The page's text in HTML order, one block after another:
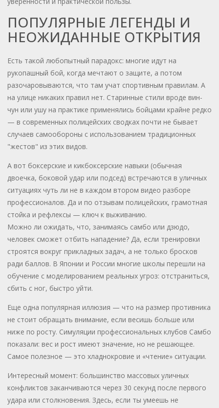
ПОПУЛЯРНЫЕ ЛЕГЕНДЫ И
НЕОЖИДАННЫЕ ОТКРЫТИЯ
Есть такой любопытный парадокс: многие идут на
рукопашный бой, когда мечтают о защите, а потом
разочаровываются, что там учат спортивным правилам. А
на улице никаких правил нет. Старинные стили вроде вин-
чун или ушу на практике применялись бойцами крайне редко
— в современных полицейских сводках почти не бывает
случаев самообороны с использованием традиционных
"жестов" из этих видов.
А вот боксерские и кикбоксерские навыки (обычная
двоечка, боковой удар или подсед) встречаются в уличных
ситуациях чуть ли не в каждом втором видео разборе
профессионалов. Да и по отзывам полицейских, грамотная
стойка и рефлексы — ключ к выживанию.
Можно ли ожидать, что, занимаясь самбо или дзюдо,
человек сможет отбить нападение? Да, если тренировки
строятся вокруг прикладных задач, а не только бросков
ради баллов. В Японии и России многие школы перешли на
обучение с моделированием реальных угроз: отстраниться,
сбить с ног, быстро уйти.
Еще одна популярная иллюзия — что на размер противника
не стоит обращать внимание, если весишь больше или
ниже по росту. Симуляции профессиональных клубов Самбо
показали: вес и рост имеют значение, но не решающее.
Самое полезное — это хладнокровие и «чтение» ситуации.
Интересный момент: большинство массовых уличных
конфликтов заканчиваются через 30 секунд после первого
удара или столкновения. Здесь, если ты умеешь не